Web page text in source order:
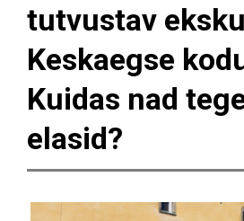
tutvustav
Keskaegse
Kuidas nad
elasid?